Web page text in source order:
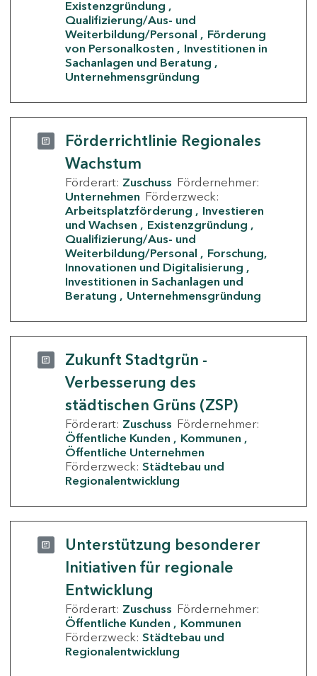
Existenzgründung
Qualifizierung/Aus- und
Weiterbildung/Personal
Förderung
von Personalkosten
Investitionen in
Sachanlagen und Beratung
Unternehmensgründung
Förderrichtlinie Regionales
Wachstum
Förderart: Zuschuss Fördernehmer:
Unternehmen Förderzweck:
Arbeitsplatzförderung
Investieren
und Wachsen
Existenzgründung
Qualifizierung/Aus- und
Weiterbildung/Personal
Forschung,
Innovationen und Digitalisierung
Investitionen in Sachanlagen und
Beratung
Unternehmensgründung
Zukunft Stadtgrün -
Verbesserung des
städtischen Grüns (ZSP)
Förderart: Zuschuss Fördernehmer:
Öffentliche Kunden
Kommunen
Öffentliche Unternehmen
Förderzweck: Städtebau und
Regionalentwicklung
Unterstützung besonderer
Initiativen für regionale
Entwicklung
Förderart: Zuschuss Fördernehmer:
Öffentliche Kunden
Kommunen
Förderzweck: Städtebau und
Regionalentwicklung